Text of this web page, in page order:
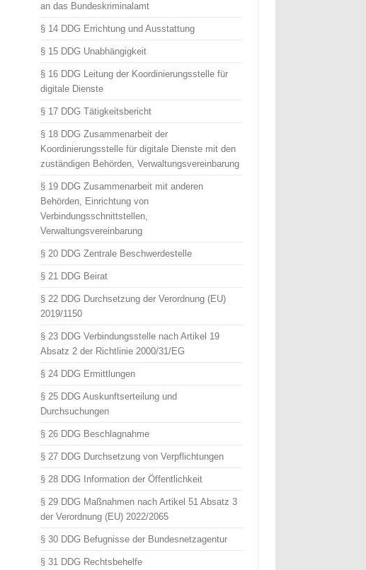
an das Bundeskriminalamt
§ 14 DDG Errichtung und Ausstattung
§ 15 DDG Unabhängigkeit
§ 16 DDG Leitung der Koordinierungsstelle für
digitale Dienste
§ 17 DDG Tätigkeitsbericht
§ 18 DDG Zusammenarbeit der
Koordinierungsstelle für digitale Dienste mit den
zuständigen Behörden, Verwaltungsvereinbarung
§ 19 DDG Zusammenarbeit mit anderen
Behörden, Einrichtung von
Verbindungsschnittstellen,
Verwaltungsvereinbarung
§ 20 DDG Zentrale Beschwerdestelle
§ 21 DDG Beirat
§ 22 DDG Durchsetzung der Verordnung (EU)
2019/1150
§ 23 DDG Verbindungsstelle nach Artikel 19
Absatz 2 der Richtlinie 2000/31/EG
§ 24 DDG Ermittlungen
§ 25 DDG Auskunftserteilung und
Durchsuchungen
§ 26 DDG Beschlagnahme
§ 27 DDG Durchsetzung von Verpflichtungen
§ 28 DDG Information der Öffentlichkeit
§ 29 DDG Maßnahmen nach Artikel 51 Absatz 3
der Verordnung (EU) 2022/2065
§ 30 DDG Befugnisse der Bundesnetzagentur
§ 31 DDG Rechtsbehelfe